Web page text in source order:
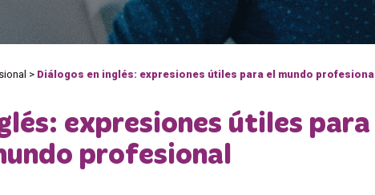
> Diálogos en inglés: expresiones útiles para el mundo profesional
expresiones útiles para
profesional